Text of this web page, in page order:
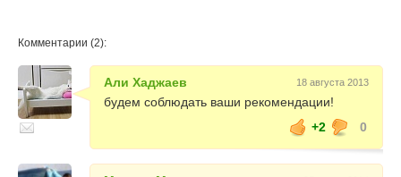
Комментарии (2):
Али Хаджаев 18 августа 2013
будем соблюдать ваши рекомендации!
+2
0